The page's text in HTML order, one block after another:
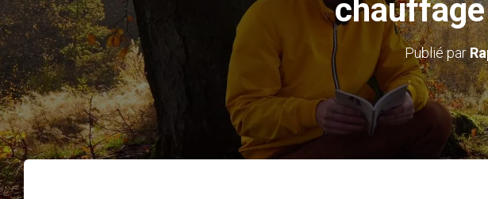
Publié par